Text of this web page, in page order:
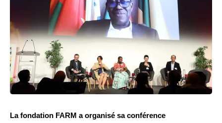
La fondation FARM a organisé sa conférence